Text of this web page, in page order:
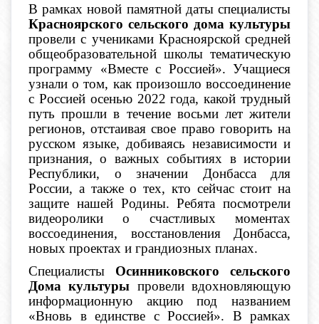
В рамках новой памятной даты специалисты
Красноярского сельского дома культуры
провели с учениками Красноярской средней
общеобразовательной школы тематическую
программу «Вместе с Россией». Учащиеся
узнали о том, как произошло воссоединение
с Россией осенью 2022 года, какой трудный
путь прошли в течение восьми лет жители
регионов, отстаивая свое право говорить на
русском языке, добиваясь независимости и
признания, о важных событиях в истории
Республики, о значении Донбасса для
России, а также о тех, кто сейчас стоит на
защите нашей Родины. Ребята посмотрели
видеоролики о счастливых моментах
воссоединения, восстановления Донбасса,
новых проектах и грандиозных планах.
Специалисты Осинниковского сельского
Дома культуры провели вдохновляющую
информационную акцию под названием
«Вновь в единстве с Россией». В рамках